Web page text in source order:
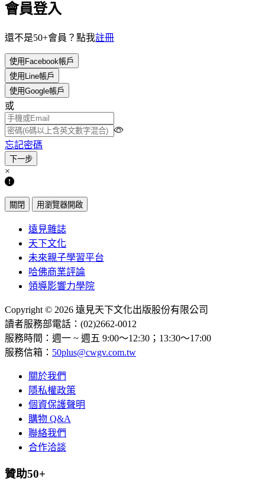
會員登入
還不是50+會員？點我註冊
使用Facebook帳戶
使用Line帳戶
使用Google帳戶
或
忘記密碼
×
關閉 用瀏覽器開啟
遠見雜誌
天下文化
未來親子學習平台
哈佛商業評論
領導影響力學院
Copyright © 2026 遠見天下文化出版股份有限公司
讀者服務部電話：(02)2662-0012
服務時間：週一 ~ 週五 9:00～12:30；13:30～17:00
服務信箱： 50plus@cwgv.com.tw
關於我們
隱私權政策
個資保護聲明
購物 Q&A
聯絡我們
合作洽談
贊助50+